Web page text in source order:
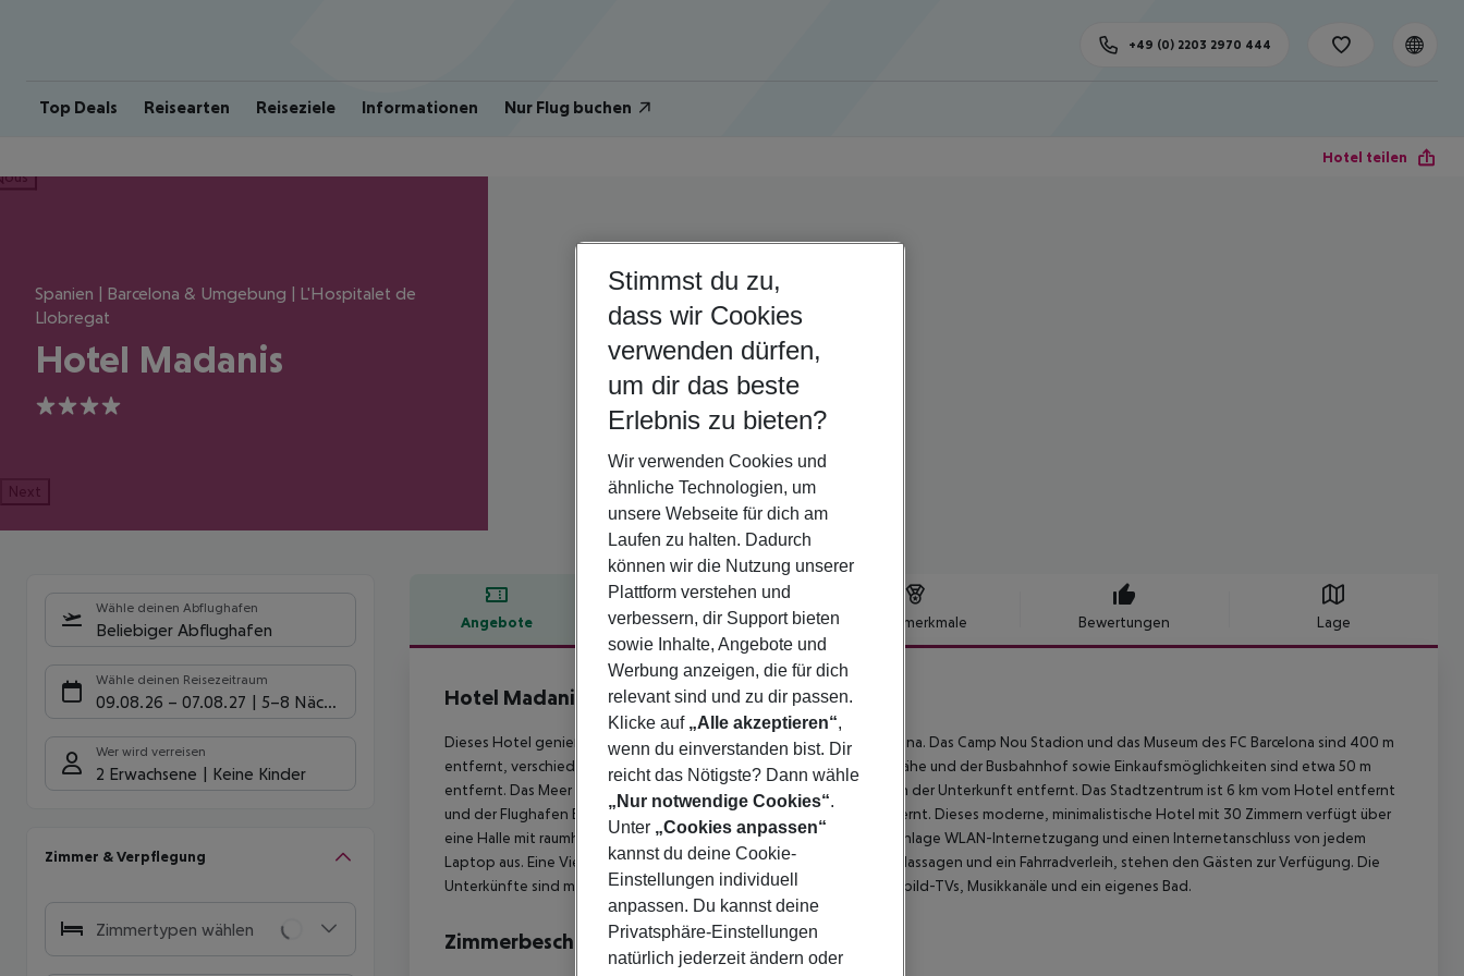
Top Deals Reisearten Reiseziele Informationen Nur Flug buchen
+49 (0) 2203 2970 444
Hotel teilen
Spanien | Barcelona & Umgebung | L'Hospitalet de
Llobregat
Hotel Madanis
4
Next
Wähle deinen Abflughafen
Beliebiger Abflughafen
Wähle deinen Reisezeitraum
09.08.26 – 07.08.27 5-8 Nächte
Wer wird verreisen
2 Erwachsene Keine Kinder
Zimmer & Verpflegung
Zimmertypen wählen
Angebote Hotelbeschreibung Hotelmerkmale Bewertungen Lage
Hotelbeschreibung
Hotel Madanis
Dieses Hotel genießt eine strategische Lage im touristischen Barcelona. Das Camp Nou Stadion und das Museum des FC Barcelona sind 400 m
entfernt, verschiedene Restaurants befinden sich in unmittelbarer Nähe und der Busbahnhof sowie Einkaufsmöglichkeiten sind etwa 50 m
entfernt. Das Meer und der Sandstrand sind etwa 5 km bzw. 7 km von der Unterkunft entfernt. Das Stadtzentrum ist 6 km vom Hotel entfernt
und der Flughafen Barcelona El Prat De Llobregat ist etwa 9 km entfernt. Dieses moderne, minimalistische Hotel mit 30 Zimmern verfügt über
eine Halle mit raumhohen Glasscheiben. Es bietet in der gesamten Anlage WLAN-Internetzugang und einen Internetanschluss von jedem
Laptop aus. Eine Vielzahl von Dienstleistungen, wie professionelle Massagen und ein Fahrradverleih, stehen den Gästen zur Verfügung. Die
Unterkünfte sind modern eingerichtet und verfügen über LCD-Flachbild-TVs, Musikkanäle und ein eigenes Bad.
Zimmerbeschreibung
Stimmst du zu,
dass wir Cookies
verwenden dürfen,
um dir das beste
Erlebnis zu bieten?
Wir verwenden Cookies und
ähnliche Technologien, um
unsere Webseite für dich am
Laufen zu halten. Dadurch
können wir die Nutzung unserer
Plattform verstehen und
verbessern, dir Support bieten
sowie Inhalte, Angebote und
Werbung anzeigen, die für dich
relevant sind und zu dir passen.
Klicke auf „Alle akzeptieren“,
wenn du einverstanden bist. Dir
reicht das Nötigste? Dann wähle
„Nur notwendige Cookies“.
Unter „Cookies anpassen“
kannst du deine Cookie-
Einstellungen individuell
anpassen. Du kannst deine
Privatsphäre-Einstellungen
natürlich jederzeit ändern oder